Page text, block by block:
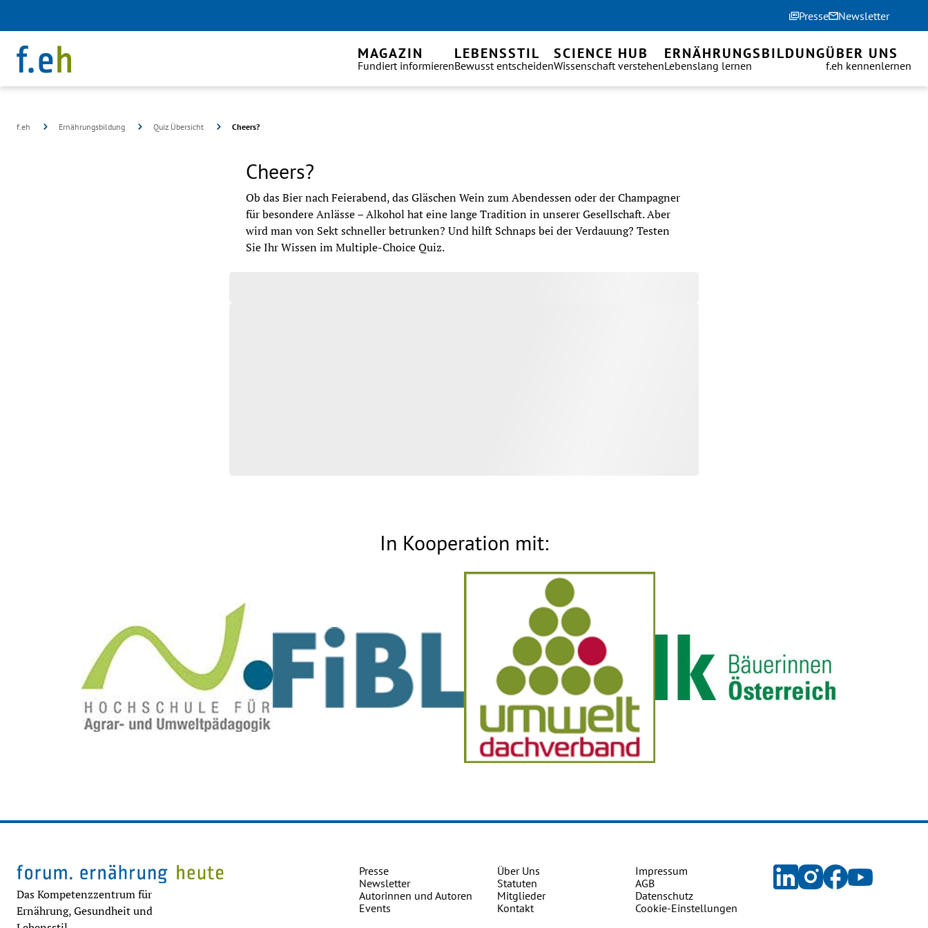
Presse Newsletter
MAGAZIN
Fundiert informieren
LEBENSSTIL
Bewusst entscheiden
SCIENCE HUB
Wissenschaft verstehen
ERNÄHRUNGSBILDUNG
Lebenslang lernen
ÜBER UNS
f.eh kennenlernen
f.eh Ernährungsbildung Quiz Übersicht Cheers?
Cheers?
Ob das Bier nach Feierabend, das Gläschen Wein zum Abendessen oder der Champagner
für besondere Anlässe – Alkohol hat eine lange Tradition in unserer Gesellschaft. Aber
wird man von Sekt schneller betrunken? Und hilft Schnaps bei der Verdauung? Testen
Sie Ihr Wissen im Multiple-Choice Quiz.
©
pixabay
In Kooperation mit:
Das Kompetenzzentrum für
Ernährung, Gesundheit und
Presse
Newsletter
Autorinnen und Autoren
Events
Über Uns
Statuten
Mitglieder
Kontakt
Impressum
AGB
Datenschutz
Cookie-Einstellungen